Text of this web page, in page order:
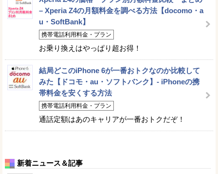
– Xperia Z4の月額料金を調べる方法【docomo・a
u・SoftBank】
携帯電話利用料金・プラン
お乗り換えはやっぱり超お得！
結局どこのiPhone 6が一番おトクなのか比較して
みた【ドコモ・au・ソフトバンク】- iPhoneの携
帯料金を安くする方法
携帯電話利用料金・プラン
通話定額はあのキャリアが一番おトクだぞ！
新着ニュース＆記事